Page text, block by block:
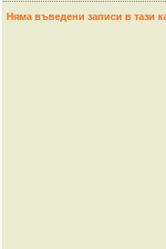
Няма въведени записи в тази